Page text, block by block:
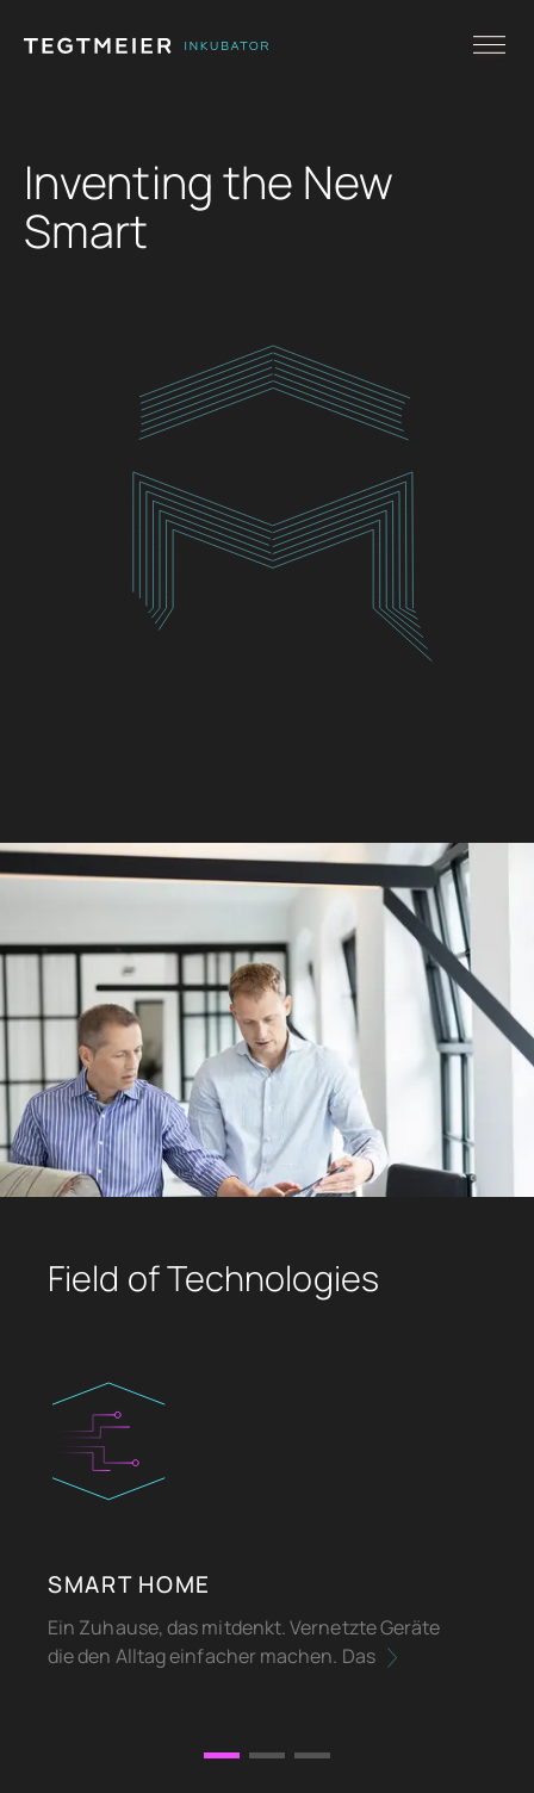
Inventing the New
Smart
Field of Technologies
SMART HOME
Ein Zuhause, das mitdenkt. Vernetzte Geräte
die den Alltag einfacher machen. Das